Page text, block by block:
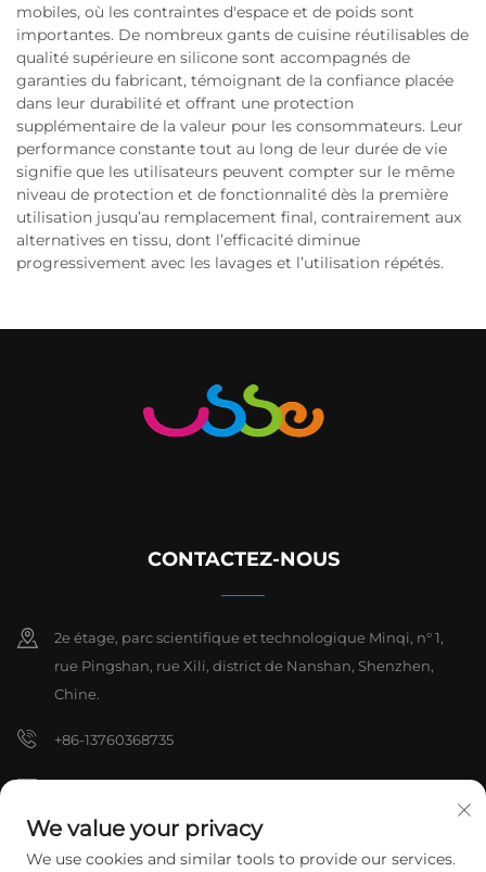
mobiles, où les contraintes d'espace et de poids sont
importantes. De nombreux gants de cuisine réutilisables de
qualité supérieure en silicone sont accompagnés de
garanties du fabricant, témoignant de la confiance placée
dans leur durabilité et offrant une protection
supplémentaire de la valeur pour les consommateurs. Leur
performance constante tout au long de leur durée de vie
signifie que les utilisateurs peuvent compter sur le même
niveau de protection et de fonctionnalité dès la première
utilisation jusqu’au remplacement final, contrairement aux
alternatives en tissu, dont l’efficacité diminue
progressivement avec les lavages et l’utilisation répétés.
CONTACTEZ-NOUS
2e étage, parc scientifique et technologique Minqi, n° 1,
rue Pingshan, rue Xili, district de Nanshan, Shenzhen,
Chine.
+86-13760368735
[email protected]
Droits d'auteur © 2026 Shenzhen Hanchuan Industrial Co., Ltd. Tous
We value your privacy
We use cookies and similar tools to provide our services.